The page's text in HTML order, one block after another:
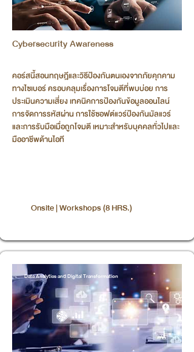
Cybersecurity Awareness
คอร์สนี้สอนทฤษฎีและวิธีป้องกันตนเองจากภัยคุกคาม
ทางไซเบอร์ ครอบคลุมเรื่องการโจมตีที่พบบ่อย การ
ประเมินความเสี่ยง เทคนิคการป้องกันข้อมูลออนไลน์
การจัดการรหัสผ่าน การใช้ซอฟต์แวร์ป้องกันมัลแวร์
และการรับมือเมื่อถูกโจมตี เหมาะสำหรับบุคคลทั่วไปและ
มืออาชีพด้านไอที
Onsite | Workshops (8 HRS.)
Data Analytics and Digital Transformation